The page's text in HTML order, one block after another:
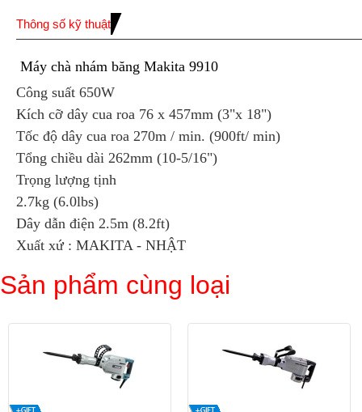
Thông số kỹ thuật
Máy chà nhám băng Makita 9910
Công suất 650W
Kích cỡ dây cua roa 76 x 457mm (3"x 18")
Tốc độ dây cua roa 270m / min. (900ft/ min)
Tổng chiều dài 262mm (10-5/16")
Trọng lượng tịnh
2.7kg (6.0lbs)
Dây dẫn điện 2.5m (8.2ft)
Xuất xứ : MAKITA - NHẬT
Sản phẩm cùng loại